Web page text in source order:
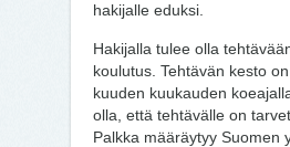
hakijalle eduksi.
Hakijalla tulee olla
koulutus. Tehtävän kesto
kuuden kuukauden
olla, että tehtävälle on
Palkka määräytyy Suomen